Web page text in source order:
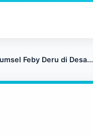
Feby Deru di Desa...